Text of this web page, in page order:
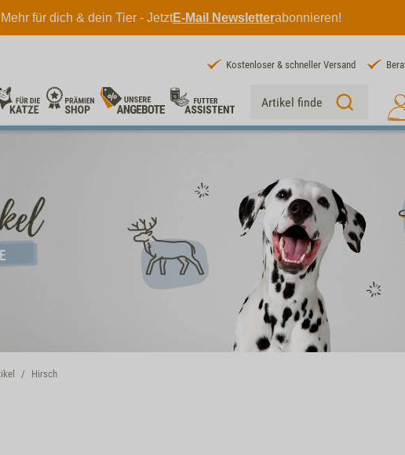
Mehr für dich & dein Tier - JetztE-Mail Newsletterabonnieren!
Kostenloser & schneller Versand
Suche 1
Hirsch